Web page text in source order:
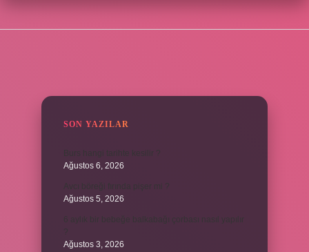
SON YAZILAR
Burs hangi tarihte kesilir ?
Ağustos 6, 2026
Avcı böreği fırında pişer mi ?
Ağustos 5, 2026
6 aylık bir bebeğe balkabağı çorbası nasıl yapılır
?
Ağustos 3, 2026